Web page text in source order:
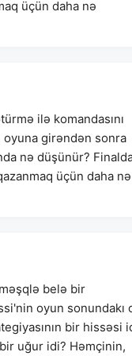
üçün daha nə
ilə komandasını
oyuna girəndən sonra
nə düşünür?
üçün daha nə
belə bir
oyun sonundakı
bir hissəsi
uğur idi? Həmçinin,